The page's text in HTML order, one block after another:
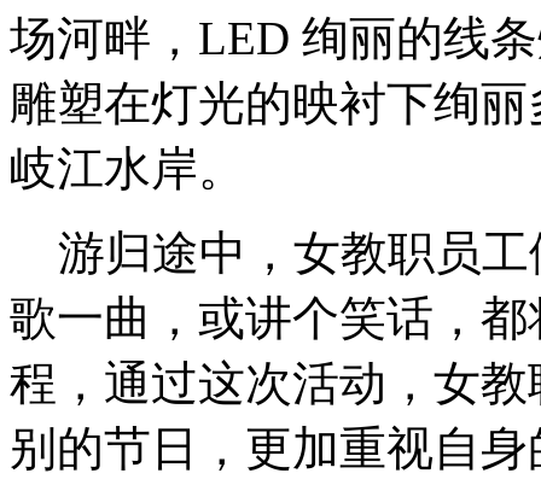
场河畔，LED 绚丽的线
雕塑在灯光的映衬下绚
岐江水岸。
游归途中，女教职员工
歌一曲，或讲个笑话，
程，通过这次活动，女
别的节日，更加重视自